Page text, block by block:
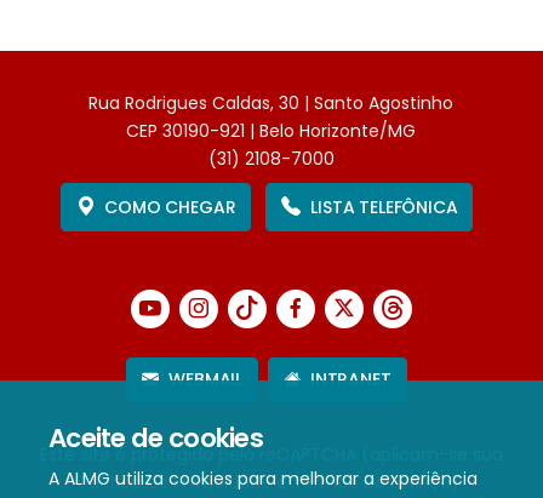
Aceite de cookies
A ALMG utiliza cookies para melhorar a experiência
Rua Rodrigues Caldas, 30 | Santo Agostinho
CEP 30190-921 | Belo Horizonte/MG
(31) 2108-7000
COMO CHEGAR
LISTA TELEFÔNICA
WEBMAIL INTRANET
Este site é protegido pelo reCAPTCHA (aplicam-se sua
Política de PrivacidadeeTermos de Serviço).